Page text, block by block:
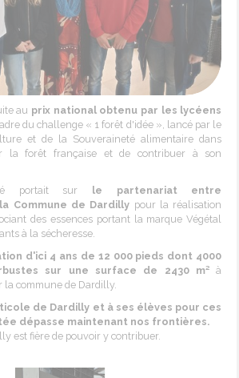
au prix national obtenu par les lycéens
du challenge « 1forêt d'idée», lancépar le
et de la Souveraineté alimentaire dans
laforêt française et de contribuerà son
portait sur le partenariat entre
Commune de Dardilly pour la réalisation
des essences portantla marqueVégétal
à la sécheresse.
d'ici 4 ans de 12 000 pieds dont 4000
sur une surface de 2430 m²à
la commune de Dardilly.
de Dardilly et à ses élèves pour ces
dépasse maintenant nos frontières.
est fièrede pouvoiry contribuer.